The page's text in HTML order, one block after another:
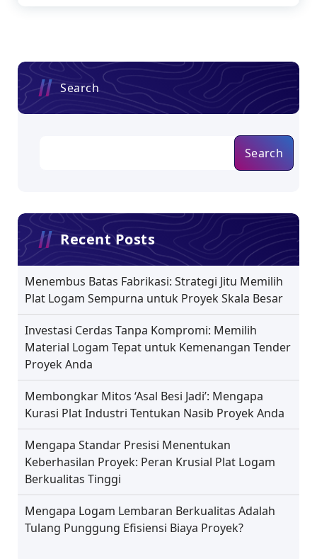
Search
Search
Recent Posts
Menembus Batas Fabrikasi: Strategi Jitu Memilih
Plat Logam Sempurna untuk Proyek Skala Besar
Investasi Cerdas Tanpa Kompromi: Memilih
Material Logam Tepat untuk Kemenangan Tender
Proyek Anda
Membongkar Mitos ‘Asal Besi Jadi’: Mengapa
Kurasi Plat Industri Tentukan Nasib Proyek Anda
Mengapa Standar Presisi Menentukan
Keberhasilan Proyek: Peran Krusial Plat Logam
Berkualitas Tinggi
Mengapa Logam Lembaran Berkualitas Adalah
Tulang Punggung Efisiensi Biaya Proyek?